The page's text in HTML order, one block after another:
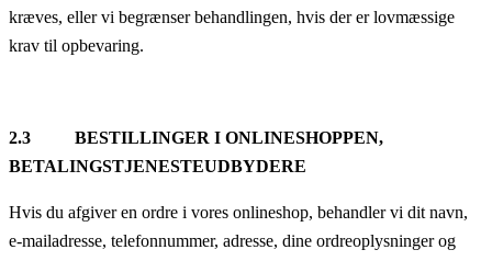
kræves, eller vi begrænser behandlingen, hvis der er lovmæssige
krav til opbevaring.
2.3 BESTILLINGER I ONLINESHOPPEN,
BETALINGSTJENESTEUDBYDERE
Hvis du afgiver en ordre i vores onlineshop, behandler vi dit navn,
e-mailadresse, telefonnummer, adresse, dine ordreoplysninger og